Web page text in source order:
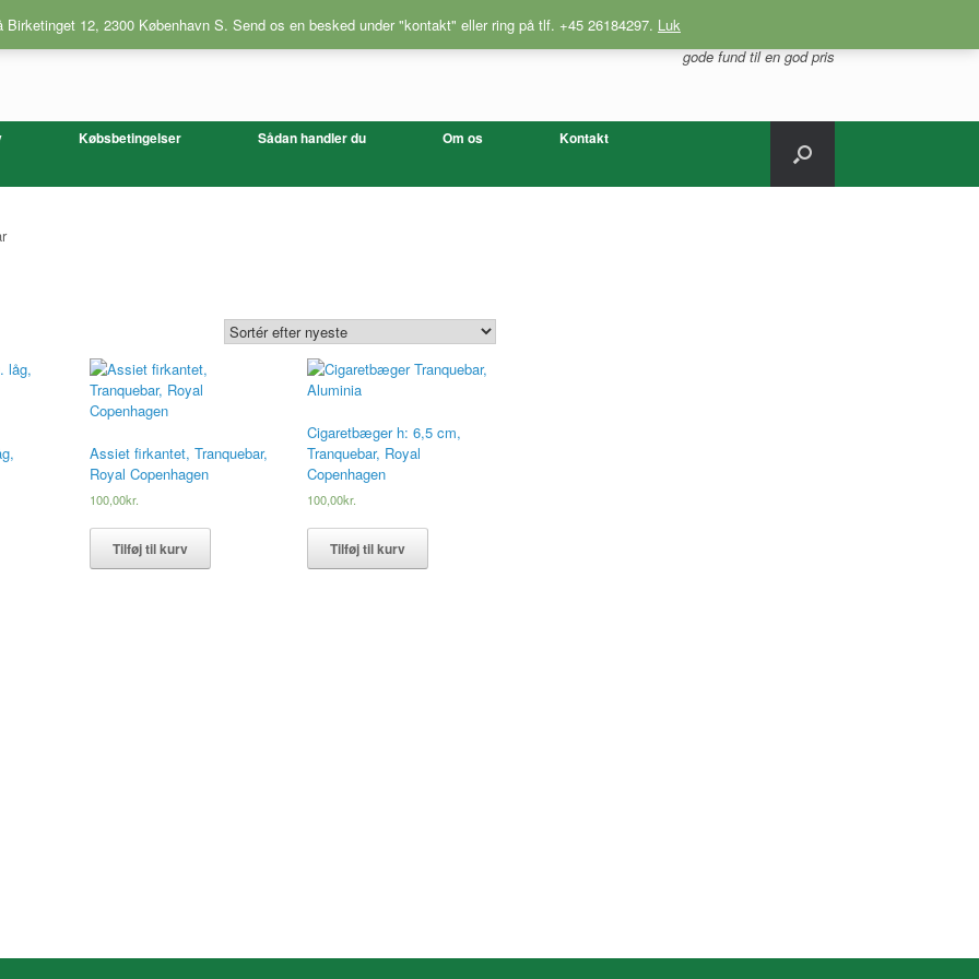
12, 2300 København S. Send os en besked under "kontakt" eller ring på tlf. +45 26184297. Luk
gode fund til en god pris
Købsbetingelser Sådan handler du Om os
Kontakt
Assiet firkantet, Tranquebar,
Royal Copenhagen
100,00kr.
Tilføj til kurv
Cigaretbæger h: 6,5 cm,
Tranquebar, Royal
Copenhagen
100,00kr.
Tilføj til kurv